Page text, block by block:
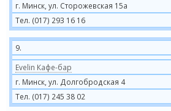
г. Минск, ул. Сторожевская 15а
Тел. (017) 293 16 16
9.
Evelin Кафе-бар
г. Минск, ул. Долгобродская 4
Тел. (017) 245 38 02